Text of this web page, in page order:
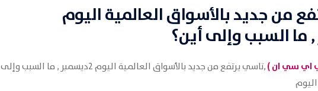
من جديد بالأسواق العالمية اليوم
اي سي ان)
,تاسي يرتفع من جديد بالأسواق العالمية اليوم 2ديسمبر , ما السبب وإلى